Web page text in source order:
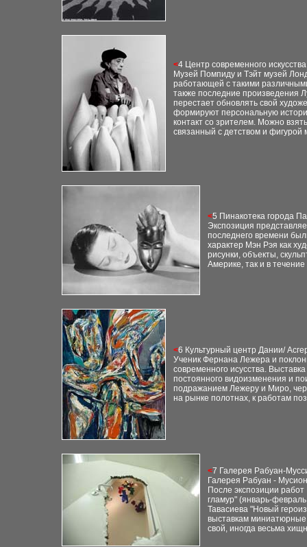
<4 Центр современного
Музей Помпиду и Тэйт музей
работающей с такими
также последние произведения
перестает обновлять свой
формируют персональную
контакт со зрителем. Можно
связанный с детством и фигурой
<5 Пинакотека города
Экспозиция
последнего времени
характер Мэн Рэя как
рисунки, объекты,
Америке, так и в
<6 Культурный центр Дании/
Ученик Фернана Лежера и
современного исусства.
постоянного видоизменения и
подражанием Лежеру и Миро,
на рынке полотнах, к работам
<7 Галерея Рабуан-
Галерея Рабуан -
После экспозиции
гламур" (январь-
Тавасиева "Новый
выставкам
свой, иногда весьма